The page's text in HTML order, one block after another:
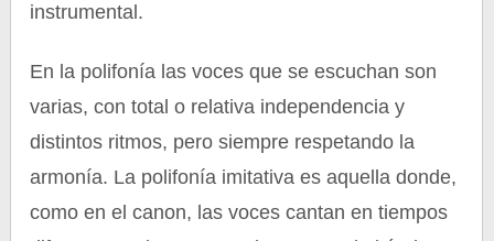
instrumental.
En la polifonía las voces que se escuchan son
varias, con total o relativa independencia y
distintos ritmos, pero siempre respetando la
armonía. La polifonía imitativa es aquella donde,
como en el canon, las voces cantan en tiempos